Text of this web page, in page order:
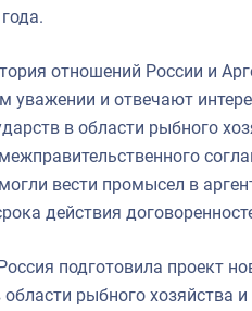
отношений России и
уважении и отвечают
в области рыбного
вести промысел в
действия
подготовила проект
рыбного хозяйства